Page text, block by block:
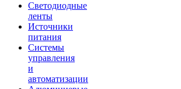
Светодиодные
ленты
Источники
питания
Системы
управления
и
автоматизации